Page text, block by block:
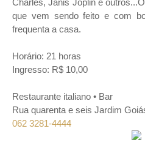
Charles, Janis Joplin e
que vem sendo feito e com
frequenta a casa.
Horário: 21 horas
Ingresso: R$ 10,00
Restaurante italiano • Bar
Rua quarenta e seis Jardim
062 3281-4444